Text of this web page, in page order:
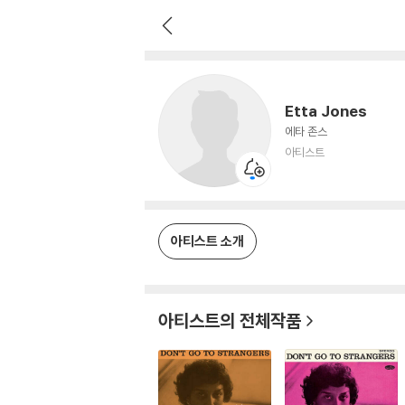
Etta Jones
에타 존스
아티스트
아티스트 소개
아티스트의 전체작품